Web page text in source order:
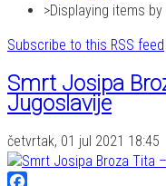
Displaying items
Subscribe to this RSS feed
Smrt Josipa
Jugoslavije
četvrtak, 01 jul 2021 18:45